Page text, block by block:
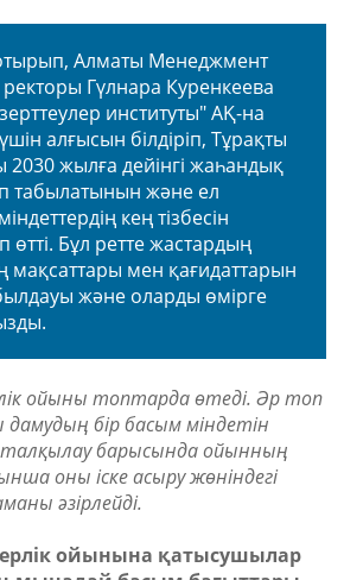
Алматы Менеджмент
ректоры Гүлнара Куренкеева
институты" АҚ-на
алғысын білдіріп, Тұрақты
2030 жылға дейінгі жаһандық
табылатынын және ел
кең тізбесін
өтті. Бұл ретте жастардың
мақсаттары мен қағидаттарын
және оларды өмірге
ойыны топтарда өтеді. Әр топ
бір басым міндетін
барысында ойынның
оны іске асыру жөніндегі
әзірлейді.
ойынына қатысушылар